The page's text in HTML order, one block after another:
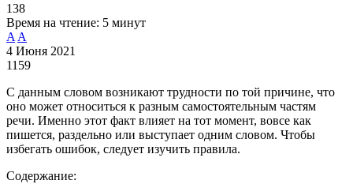
138
Время на чтение: 5 минут
A A
4 Июня 2021
1159
С данным словом возникают трудности по той причине, что
оно может относиться к разным самостоятельным частям
речи. Именно этот факт влияет на тот момент, вовсе как
пишется, раздельно или выступает одним словом. Чтобы
избегать ошибок, следует изучить правила.
Содержание: